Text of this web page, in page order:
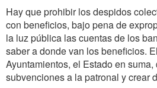
Hay que prohibir los despidos
con beneficios, bajo pena de
la luz pública las cuentas de los
saber a donde van los beneficios.
Ayuntamientos, el Estado en
subvenciones a la patronal y crear